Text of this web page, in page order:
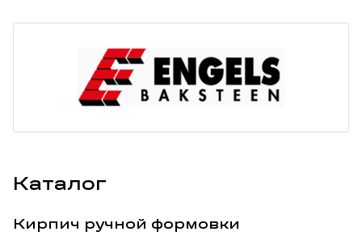
Каталог
Кирпич ручной формовки